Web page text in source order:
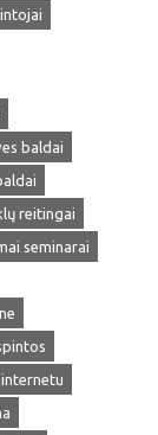
baldai
reitingai
seminarai